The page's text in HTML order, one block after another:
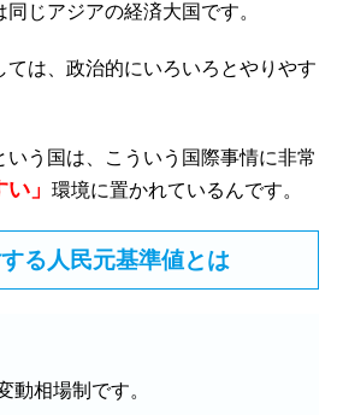
じアジアの経済大国です。
ては、政治的にいろいろとやりやす
う国は、こういう国際事情に非常
」 環境に置かれているんです。
る人民元基準値とは
動相場制です。